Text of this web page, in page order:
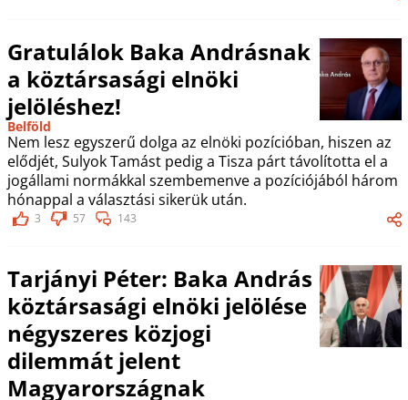
Gratulálok Baka Andrásnak
a köztársasági elnöki
jelöléshez!
Belföld
Nem lesz egyszerű dolga az elnöki pozícióban, hiszen az
elődjét, Sulyok Tamást pedig a Tisza párt távolította el a
jogállami normákkal szembemenve a pozíciójából három
hónappal a választási sikerük után.
3 57 143
Tarjányi Péter: Baka András
köztársasági elnöki jelölése
négyszeres közjogi
dilemmát jelent
Magyarországnak